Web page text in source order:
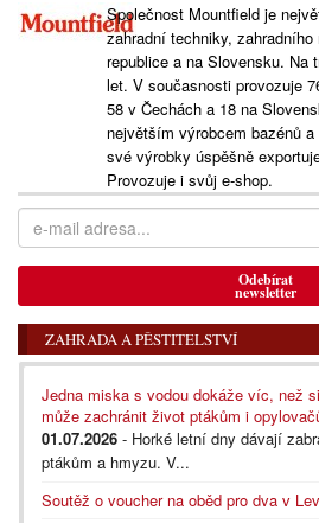
Společnost Mountfield je
zahradní techniky,
republice a na Slovensku.
let. V současnosti provozuje
58 v Čechách a 18 na
největším výrobcem bazénů
své výrobky úspěšně
Provozuje i svůj e-shop.
Odebírat
newsletter
ZAHRADA A PĚSTITELSTVÍ
Jedna miska s vodou dokáže víc, než
může zachránit život ptákům i
01.07.2026 - Horké letní dny dávají
ptákům a hmyzu. V...
Soutěž o voucher na oběd pro dva v